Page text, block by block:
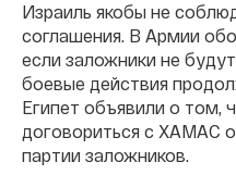
Израиль якобы не
соглашения. В Армии
если заложники не
боевые действия
Египет объявили о том,
договориться с ХАМАС
партии заложников.